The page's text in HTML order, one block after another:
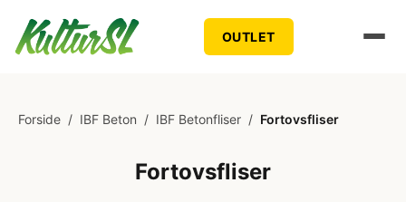
OUTLET
Forside / IBF Beton / IBF Betonfliser / Fortovsfliser
Fortovsfliser